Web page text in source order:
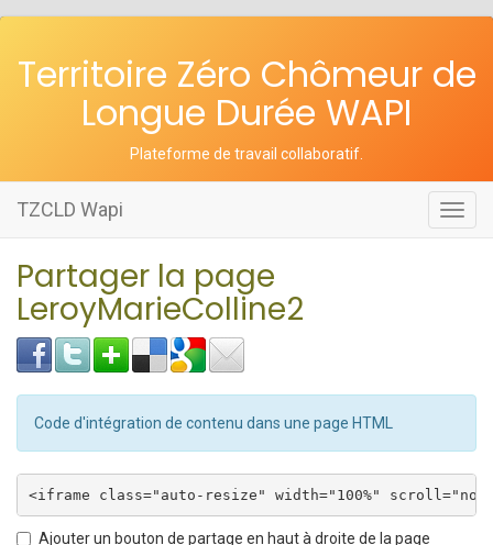
Territoire Zéro Chômeur de
Longue Durée WAPI
Plateforme de travail collaboratif
TZCLD Wapi
Partager la page
LeroyMarieColline2
Code d'intégration de contenu dans une page HTML
Ajouter un bouton de partage en haut à droite de la page